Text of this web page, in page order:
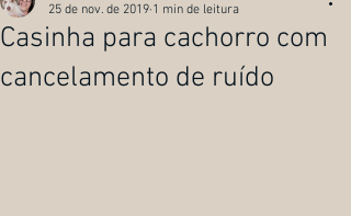
Casinha para cachorro com
cancelamento de ruído
25 de nov. de 2019 1 min de leitura